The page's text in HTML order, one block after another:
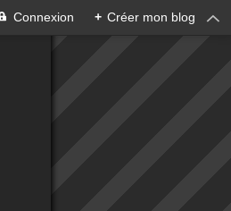
Connexion + Créer mon blog